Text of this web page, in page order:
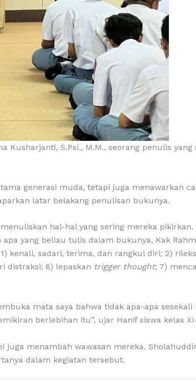
Kusharjanti, S.Psi., M.M., seorang penulis yang
generasi muda, tetapi juga menawarkan
latar belakang penulisan bukunya.
hal-hal yang sering mereka pikirkan.
yang beliau tulis dalam bukunya, Kak
kenali, sadari, terima, dan rangkul diri; 2)
distraksi; 6) lepaskan trigger thought; 7)
mata saya bahwa tidak apa-apa sesekali
berlebihan itu”, ujar Hanif siswa kelas
menambah wawasan mereka.
dalam kegiatan tersebut.